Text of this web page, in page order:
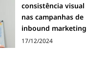
consistência visual
nas campanhas de
inbound marketing
17/12/2024